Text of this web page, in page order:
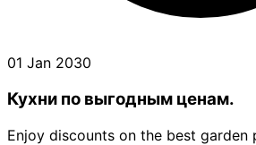
01 Jan 2030
Кухни по выгодным ценам.
Enjoy discounts on the best garden